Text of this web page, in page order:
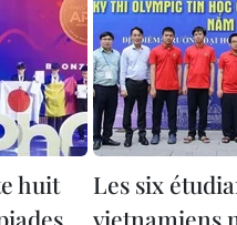
huit
Les six
vietnamiens